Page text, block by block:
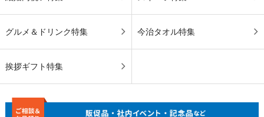
グルメ＆ドリンク特集 今治タオル特集
挨拶ギフト特集